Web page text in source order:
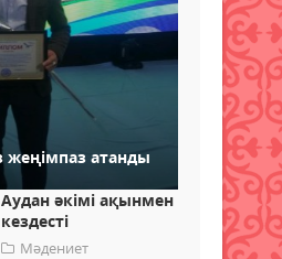
жеңімпаз атанды
Аудан әкімі ақынмен
кездесті
Мәдениет